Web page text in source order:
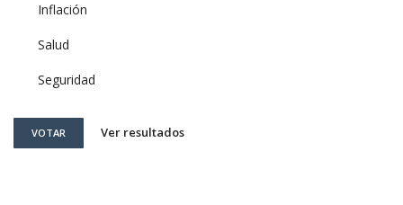
Inflación
Salud
Seguridad
VOTAR Ver resultados